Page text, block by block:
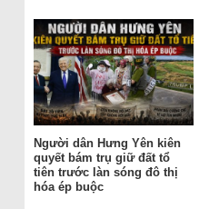
Người dân Hưng Yên kiên
quyết bám trụ giữ đất tổ
tiên trước làn sóng đô thị
hóa ép buộc